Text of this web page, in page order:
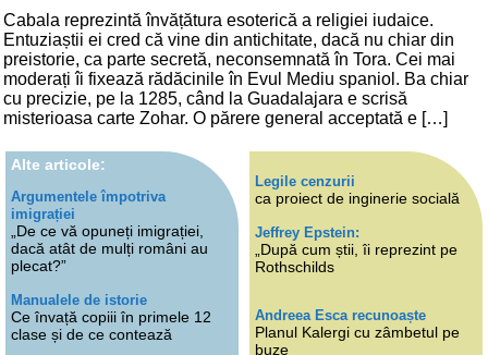
Cabala reprezintă învățătura esoterică a religiei iudaice.
Entuziaștii ei cred că vine din antichitate, dacă nu chiar din
preistorie, ca parte secretă, neconsemnată în Tora. Cei mai
moderați îi fixează rădăcinile în Evul Mediu spaniol. Ba chiar
cu precizie, pe la 1285, când la Guadalajara e scrisă
misterioasa carte Zohar. O părere general acceptată e […]
Alte articole:
Argumentele împotriva
imigrației
„De ce vă opuneți imigrației,
dacă atât de mulți români au
plecat?”
Manualele de istorie
Ce învață copiii în primele 12
clase și de ce contează
Legile cenzurii
ca proiect de inginerie socială
Jeffrey Epstein:
„După cum știi, îi reprezint pe
Rothschilds
Andreea Esca recunoaște
Planul Kalergi cu zâmbetul pe
buze